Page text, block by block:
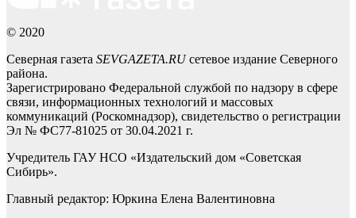
© 2020
Северная газета SEVGAZETA.RUсетевое издание Северного
района.
Зарегистрировано Федеральной службой по надзору в сфере
связи, информационных технологий и массовых
коммуникаций (Роскомнадзор), свидетельство о регистрации
Эл № ФС77-81025 от 30.04.2021 г.
Учредитель ГАУ НСО «Издательский дом «Советская
Сибирь».
Главный редактор: Юркина Елена Валентиновна